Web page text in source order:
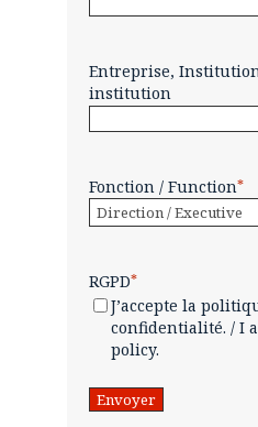
Entreprise,
institution
Fonction / Function*
RGPD*
J’accepte la
confidentialité. / I
policy.